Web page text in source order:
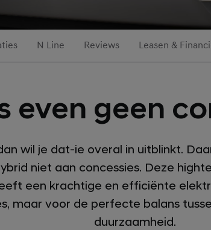
N Line Reviews Leasen &
even geen
wil je dat-ie overal in uitblinkt.
niet aan concessies. Deze
een krachtige en efficiënte
maar voor de perfecte balans
duurzaamheid.